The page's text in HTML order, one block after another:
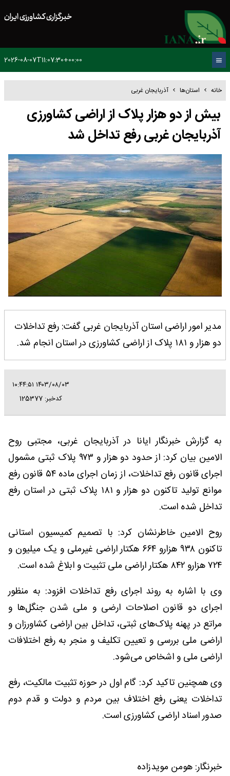
خبرگزاری کشاورزی ایران
2026-08-07T11:07:30+00:00
خانه استان‌ها آذربایجان غربی
بیش از دو هزار پلاک از اراضی کشاورزی
آذربایجان غربی رفع تداخل شد
مدیر امور اراضی استان آذربایجان غربی گفت: رفع تداخلات
دو هزار و ۱۸۱ پلاک از اراضی کشاورزی در استان انجام شد.
۱۴۰۳/۰۸/۰۳ ۱۰:۴۴:۵۱
کدخبر: 125377
به گزارش خبرنگار ایانا در آذربایجان غربی، مجتبی روح
الامین بیان کرد: از حدود دو هزار و ۹۷۳ پلاک ثبتی مشمول
اجرای قانون رفع تداخلات، از زمان اجرای ماده ۵۴ قانون رفع
موانع تولید تاکنون دو هزار و ۱۸۱ پلاک ثبتی در استان رفع
تداخل شده است.
روح الامین خاطرنشان کرد: با تصمیم کمیسیون استانی
تاکنون ۹۳۸ هزارو ۶۶۴ هکتار اراضی غیرملی و یک میلیون و
۷۲۴ هزارو ۸۴۲ هکتار اراضی ملی تثبیت و ابلاغ شده است.
وی با اشاره به روند اجرای رفع تداخلات افزود: به منظور
اجرای دو قانون اصلاحات ارضی و ملی شدن جنگل‌ها‌ و
مراتع در پهنه پلاک‌ها‌ی ثبتی، تداخل بین اراضی کشاورزان و
اراضی ملی بررسی و تعیین تکلیف و منجر به رفع اختلافات
اراضی ملی و اشخاص می‌شود.
وی همچنین تاکید کرد: گام اول در حوزه تثبیت مالکیت، رفع
تداخلات یعنی رفع اختلاف بین مردم و دولت و قدم دوم
صدور اسناد اراضی کشاورزی است.
خبرنگار: هومن مویدزاده